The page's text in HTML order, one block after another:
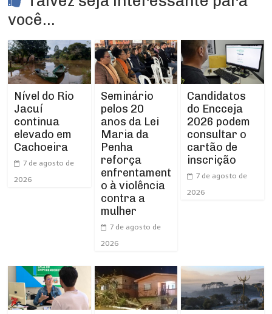
você...
Nível do Rio
Jacuí
continua
elevado em
Cachoeira
7 de agosto de
2026
Seminário
pelos 20
anos da Lei
Maria da
Penha
reforça
enfrentament
o à violência
contra a
mulher
7 de agosto de
2026
Candidatos
do Encceja
2026 podem
consultar o
cartão de
inscrição
7 de agosto de
2026